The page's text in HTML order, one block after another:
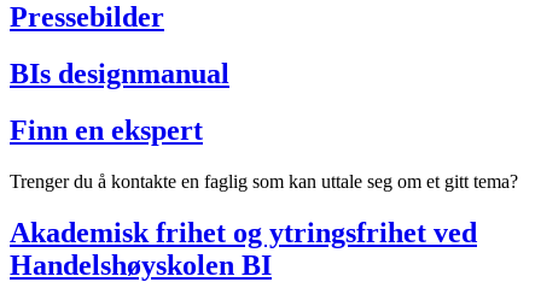
Pressebilder
BIs designmanual
Finn en ekspert
Trenger du å kontakte en faglig som kan uttale seg om et gitt tema?
Akademisk frihet og ytringsfrihet ved
Handelshøyskolen BI